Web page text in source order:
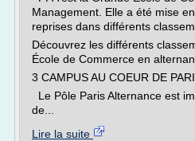
Management. Elle a été mise
reprises dans différents
Découvrez les différents
École de Commerce en
3 CAMPUS AU COEUR DE
Le Pôle Paris Alternance est
de...
Lire la suite